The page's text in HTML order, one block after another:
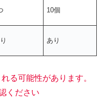
10個
あり
る可能性があります。
ください